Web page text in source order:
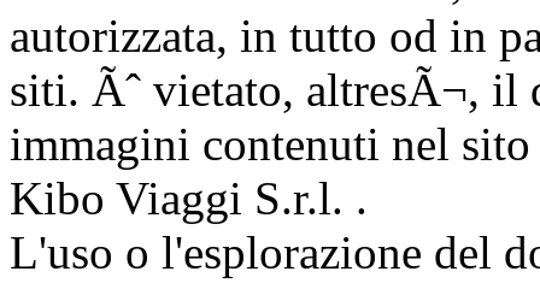
autorizzata, in tutto od in
siti. Ãˆ vietato, altresÃ¬, il
immagini contenuti nel sito
Kibo Viaggi S.r.l. .
L'uso o l'esplorazione del